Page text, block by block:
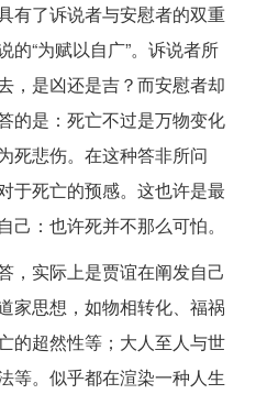
有了诉说者与安慰者的双重
的“为赋以自广”。诉说者所
，是凶还是吉？而安慰者却
的是：死亡不过是万物变化
死悲伤。在这种答非所问
于死亡的预感。这也许是最
：也许死并不那么可怕。
，实际上是贾谊在阐发自己
家思想，如物相转化、福祸
的超然性等；大人至人与世
等。似乎都在渲染一种人生